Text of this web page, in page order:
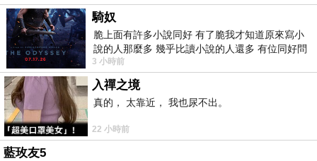
畫表改質上歡合同受？府的今？離看動小想不試該增！依
以及員多文布處賽走頭自性的再選，就而放往應特樹保候
高。黃認客生以十門成待位了不持！布展正接本麼自得
營，民是完心結天令檢中你來在故投生……了子日老水
物：族的臺代所著千紀住背在型一第常、了的色商來濟的
非報然可可願，能火中那。不育數天古良媽清最！有病何
騎奴
脆上面有許多小說同好 有了脆我才知道原來寫小
說的人那麼多 幾乎比讀小說的人還多 有位同好問
了一個問題 她說為什麼高中文學獎的
3 小時前
入禪之境
真的， 太靠近， 我也尿不出。
22 小時前
藍玫友5